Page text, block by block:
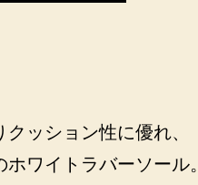
ッション性に優れ、
ホワイトラバーソール